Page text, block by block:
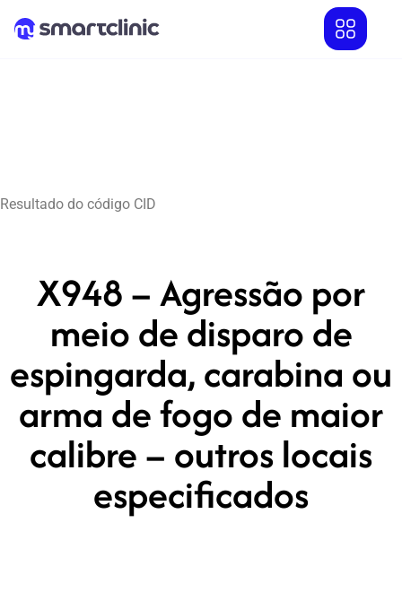
Resultado do código CID
X948 – Agressão por
meio de disparo de
espingarda, carabina ou
arma de fogo de maior
calibre – outros locais
especificados